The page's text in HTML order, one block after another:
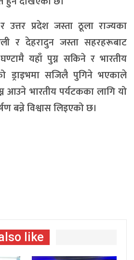
उत्तर प्रदेश जस्ता ठूला राज्यका
र देहरादुन जस्ता सहरहरूबाट
यहाँ पुग्न सकिने र भारतीय
ड्राइभमा सजिलै पुगिने भएकाले
आउने भारतीय पर्यटकका लागि यो
विश्वास लिइएको छ।
like